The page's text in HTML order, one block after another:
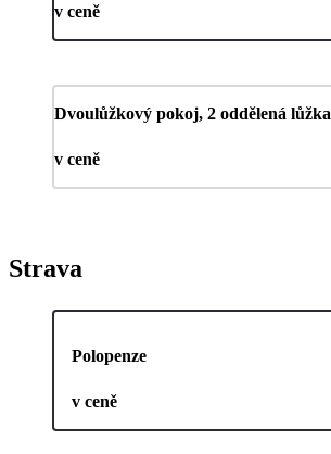
v ceně
Dvoulůžkový pokoj, 2 oddělená lůžka
v ceně
Strava
Polopenze
v ceně